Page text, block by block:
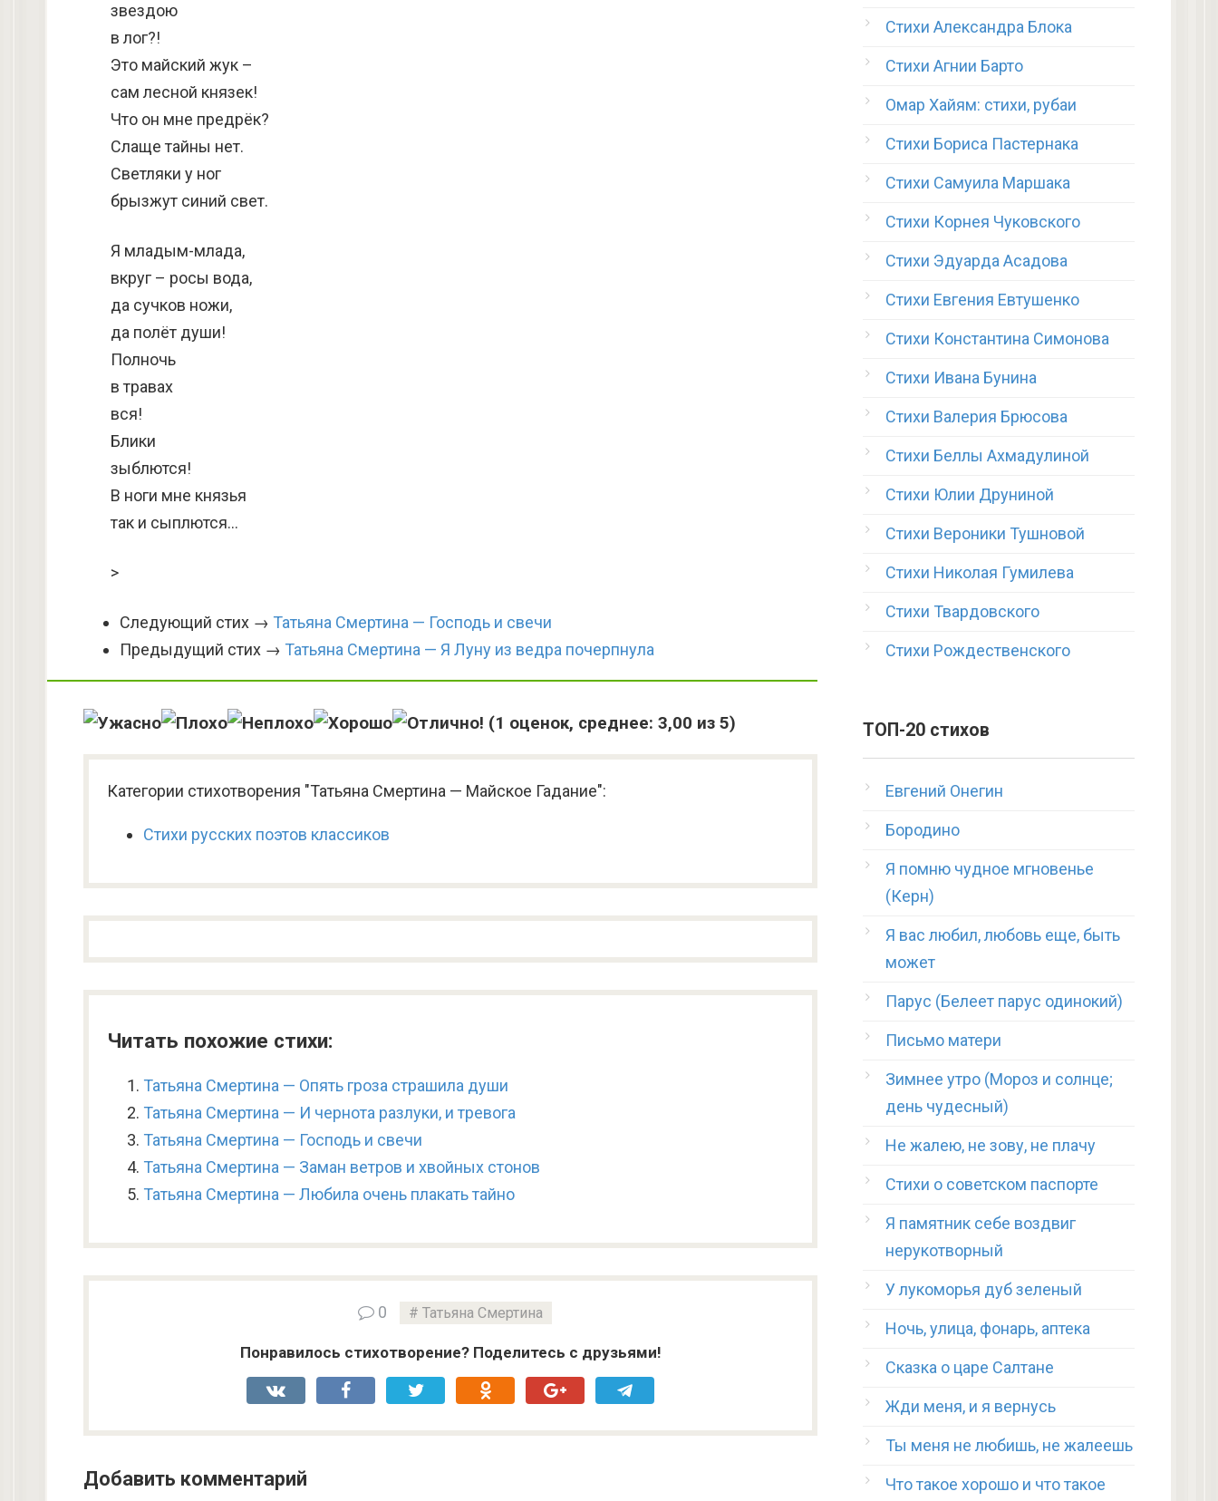
звездою
в лог?!
Это майский жук –
сам лесной князек!
Что он мне предрёк?
Слаще тайны нет.
Светляки у ног
брызжут синий свет.
Я младым-млада,
вкруг – росы вода,
да сучков ножи,
да полёт души!
Полночь
в травах
вся!
Блики
зыблются!
В ноги мне князья
так и сыплются…
>
Следующий стих → Татьяна Смертина — Господь и свечи
Предыдущий стих → Татьяна Смертина — Я Луну из ведра почерпнула
(1 оценок, среднее: 3,00 из 5)
Категории стихотворения "Татьяна Смертина — Майское Гадание":
Стихи русских поэтов классиков
Читать похожие стихи:
Татьяна Смертина — Опять гроза страшила души
Татьяна Смертина — И чернота разлуки, и тревога
Татьяна Смертина — Господь и свечи
Татьяна Смертина — Заман ветров и хвойных стонов
Татьяна Смертина — Любила очень плакать тайно
0 Татьяна Смертина
Понравилось стихотворение? Поделитесь с друзьями!
Добавить комментарий
Стихи Александра Блока
Стихи Агнии Барто
Омар Хайям: стихи, рубаи
Стихи Бориса Пастернака
Стихи Самуила Маршака
Стихи Корнея Чуковского
Стихи Эдуарда Асадова
Стихи Евгения Евтушенко
Стихи Константина Симонова
Стихи Ивана Бунина
Стихи Валерия Брюсова
Стихи Беллы Ахмадулиной
Стихи Юлии Друниной
Стихи Вероники Тушновой
Стихи Николая Гумилева
Стихи Твардовского
Стихи Рождественского
ТОП-20 стихов
Евгений Онегин
Бородино
Я помню чудное мгновенье
(Керн)
Я вас любил, любовь еще, быть
может
Парус (Белеет парус одинокий)
Письмо матери
Зимнее утро (Мороз и солнце;
день чудесный)
Не жалею, не зову, не плачу
Стихи о советском паспорте
Я памятник себе воздвиг
нерукотворный
У лукоморья дуб зеленый
Ночь, улица, фонарь, аптека
Сказка о царе Салтане
Жди меня, и я вернусь
Ты меня не любишь, не жалеешь
Что такое хорошо и что такое